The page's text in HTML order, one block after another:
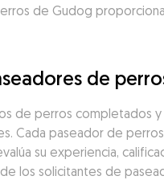
de Gudog
de
de perros
Cada paseador de
su experiencia,
de los solicitantes de